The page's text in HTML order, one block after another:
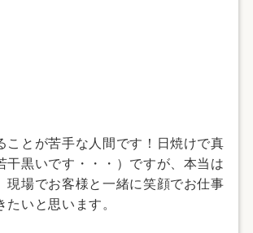
ことが苦手な人間です！日焼けで真
干黒いです・・・）ですが、本当は
現場でお客様と一緒に笑顔でお仕事
たいと思います。